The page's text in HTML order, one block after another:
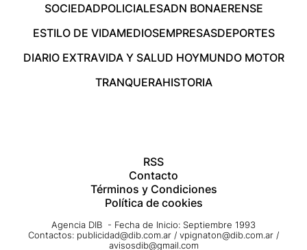
SOCIEDADPOLICIALESADN BONAERENSE
ESTILO DE VIDAMEDIOSEMPRESASDEPORTES
DIARIO EXTRAVIDA Y SALUD HOYMUNDO MOTOR
TRANQUERAHISTORIA
RSS
Contacto
Términos y Condiciones
Política de cookies
Agencia DIB - Fecha de Inicio: Septiembre 1993
Contactos: publicidad@dib.com.ar / vpignaton@dib.com.ar /
avisosdib@gmail.com